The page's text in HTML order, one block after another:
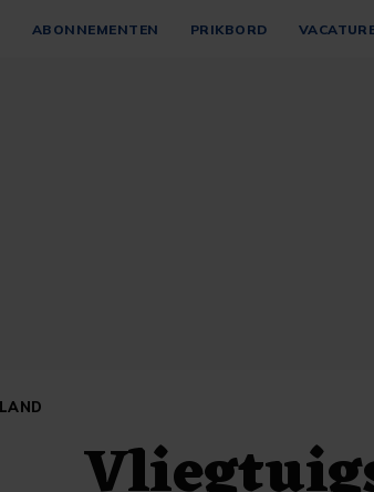
ABONNEMENTEN PRIKBORD